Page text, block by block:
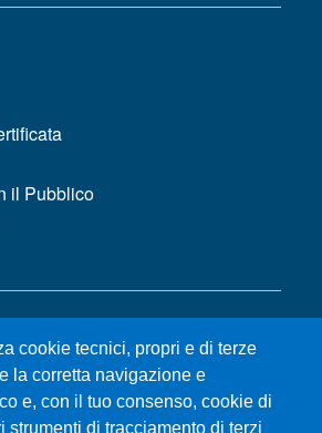
cookie tecnici, propri e di terze
la corretta navigazione e
e, con il tuo consenso, cookie di
strumenti di tracciamento di terzi
il Pubblico